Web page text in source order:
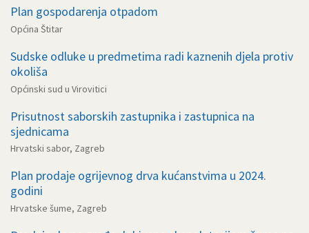
Plan gospodarenja otpadom
Općina Štitar
Sudske odluke u predmetima radi kaznenih djela protiv
okoliša
Općinski sud u Virovitici
Prisutnost saborskih zastupnika i zastupnica na
sjednicama
Hrvatski sabor, Zagreb
Plan prodaje ogrijevnog drva kućanstvima u 2024.
godini
Hrvatske šume, Zagreb